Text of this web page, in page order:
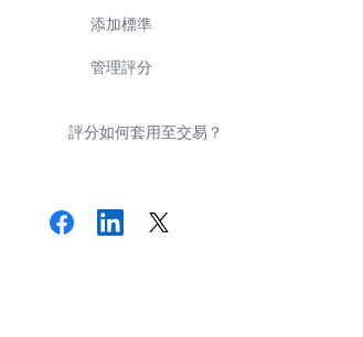
添加標準
管理評分
評分如何套用至交易？